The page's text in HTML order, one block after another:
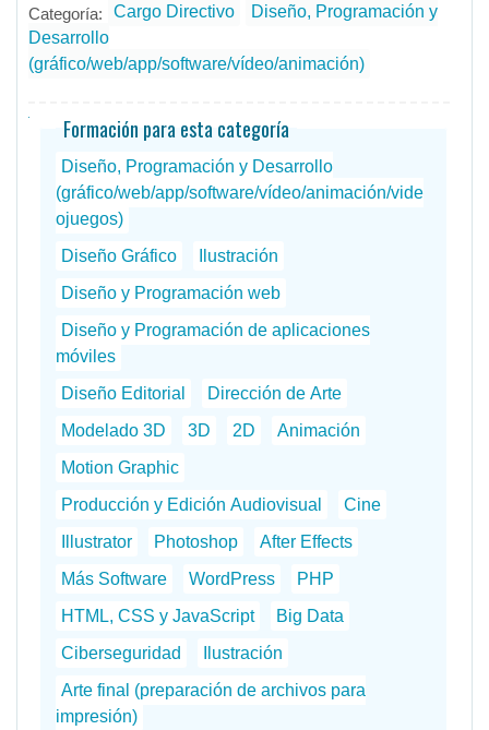
Categoría:
Cargo Directivo
Diseño, Programación y
Desarrollo
(gráfico/web/app/software/vídeo/animación)
Formación para esta categoría
Diseño, Programación y Desarrollo
(gráfico/web/app/software/vídeo/animación/vide
ojuegos)
Diseño Gráfico
Ilustración
Diseño y Programación web
Diseño y Programación de aplicaciones
móviles
Diseño Editorial
Dirección de Arte
Modelado 3D
3D 2D
Animación
Motion Graphic
Producción y Edición Audiovisual
Cine
Illustrator
Photoshop
After Effects
Más Software
WordPress
PHP
HTML, CSS y JavaScript
Big Data
Ciberseguridad
Ilustración
Arte final (preparación de archivos para
impresión)